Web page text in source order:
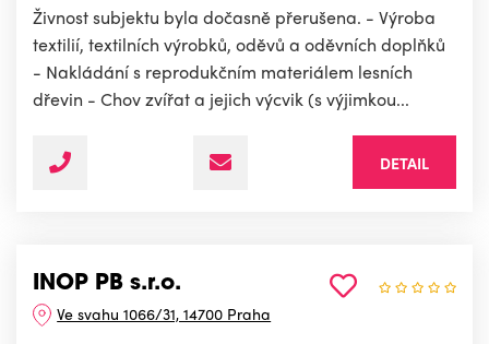
Živnost subjektu byla dočasně přerušena. - Výroba
textilií, textilních výrobků, oděvů a oděvních doplňků
- Nakládání s reprodukčním materiálem lesních
dřevin - Chov zvířat a jejich výcvik (s výjimkou...
DETAIL
INOP PB s.r.o.
Ve svahu 1066/31, 14700 Praha